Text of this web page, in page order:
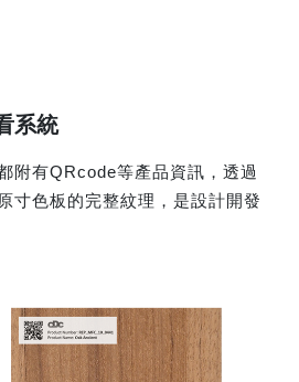
系統
附有QRcode等產品資訊， 透過
寸色板的完整紋理， 是設計開發